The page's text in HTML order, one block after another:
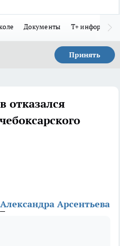
Документы Т+
Принять
отказался
Александра Арсентьева